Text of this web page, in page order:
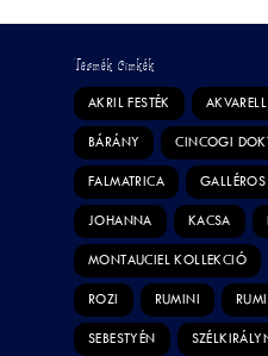
Termék Címkék
AKRIL FESTÉK AKVARELL
BÁRÁNY CINCOGI
FALMATRICA
JOHANNA KACSA
MONTAUCIEL KOLLEKCIÓ
ROZI RUMINI
SEBESTYÉN